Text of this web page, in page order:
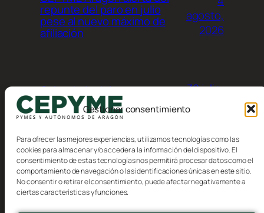
Gestionar consentimiento
Para ofrecer las mejores experiencias, utilizamos tecnologías como las
cookies para almacenar y/o acceder a la información del dispositivo. El
consentimiento de estas tecnologías nos permitirá procesar datos como el
comportamiento de navegación o las identificaciones únicas en este sitio.
No consentir o retirar el consentimiento, puede afectar negativamente a
ciertas características y funciones.
repunte del paro en julio
pese al nuevo máximo de
afiliación
agosto,
2026
Calendario del
contribuyente, Agosto 2026
30 julio,
Eventos